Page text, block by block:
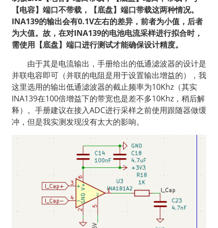
【电容】端口不带载，【底盘】端口带载这两种情况。
INA139的输出会有0.1V左右的差异，前者为小值，后者
为大值。故，在对INA139的电池电流采样进行拟合时，
需使用【底盘】端口进行测试才能确保设计精度。
由于其是电流输出，手册给出的低通滤波器的设计是
并联电容即可（并联的电阻是用于设置输出增益的），我
这里选用的输出低通滤波器的截止频率为10Khz（其实
INA139在100倍增益下的带宽也是差不多10Khz，稍后解
释）。手册建议在接入ADC进行采样之前使用跟随器做缓
冲，但是我实测发现没有太大的影响。